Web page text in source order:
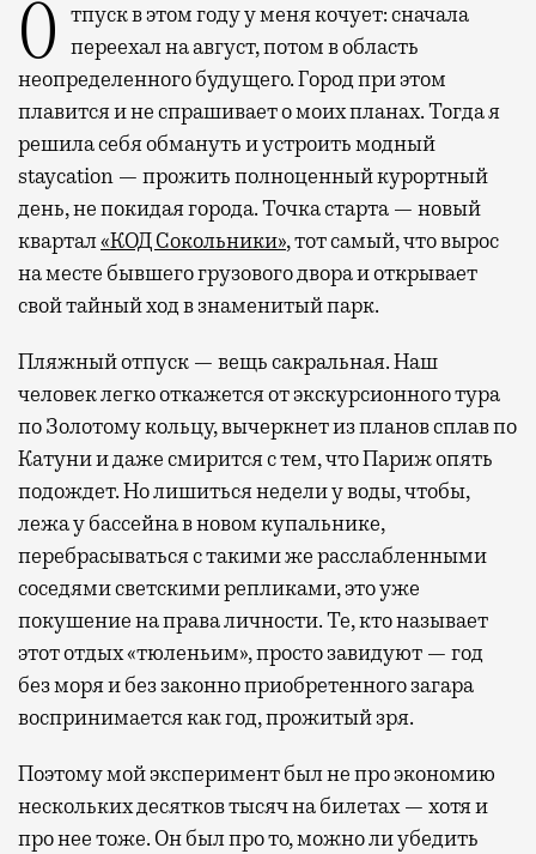
Отпуск в этом году у меня кочует: сначала переехал на август, потом в область
неопределенного будущего. Город при этом
плавится и не спрашивает о моих планах. Тогда я
решила себя обмануть и устроить модный
staycation — прожить полноценный курортный
день, не покидая города. Точка старта — новый
квартал«КОД Сокольники», тот самый, что вырос
на месте бывшего грузового двора и открывает
свой тайный ход в знаменитый парк.
Пляжный отпуск — вещь сакральная. Наш
человек легко откажется от экскурсионного тура
по Золотому кольцу, вычеркнет из планов сплав по
Катуни и даже смирится с тем, что Париж опять
подождет. Но лишиться недели у воды, чтобы,
лежа у бассейна в новом купальнике,
перебрасываться с такими же расслабленными
соседями светскими репликами, это уже
покушение на права личности. Те, кто называет
этот отдых «тюленьим», просто завидуют — год
без моря и без законно приобретенного загара
воспринимается как год, прожитый зря.
Поэтому мой эксперимент был не про экономию
нескольких десятков тысяч на билетах — хотя и
про нее тоже. Он был про то, можно ли убедить